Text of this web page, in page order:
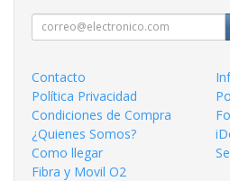
Contacto
Política Privacidad
Condiciones de Compra
¿Quienes Somos?
Como llegar
Fibra y Movil O2